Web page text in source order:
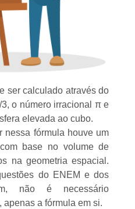
ser calculado através do
3, o número irracional π e
elevada ao cubo.
nessa fórmula houve um
base no volume de
na geometria espacial.
do ENEM e dos
não é necessário
a fórmula em si.